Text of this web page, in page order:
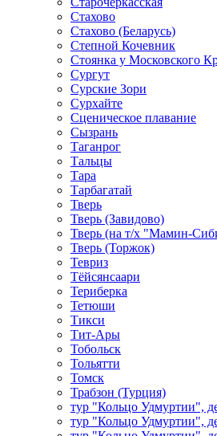
Стахово
Стахово (Беларусь)
Степной Кочевник
Стоянка у Московского
Сургут
Сурские Зори
Сурхайте
Сценическое плавание
Сызрань
Таганрог
Тальцы
Тара
Тарбагатай
Тверь
Тверь (Завидово)
Тверь (на т/х "Мамин-
Тверь (Торжок)
Тевриз
Тёйсянсаари
Териберка
Тетюши
Тикси
Тит-Ары
Тобольск
Тольятти
Томск
Трабзон (Турция)
тур "Кольцо Удмуртии",
тур "Кольцо Удмуртии",